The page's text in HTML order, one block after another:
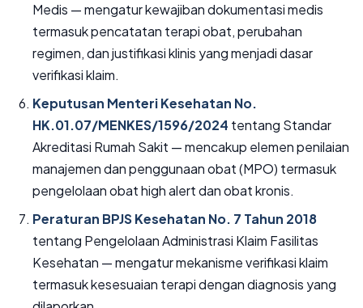
Medis — mengatur kewajiban dokumentasi medis
termasuk pencatatan terapi obat, perubahan
regimen, dan justifikasi klinis yang menjadi dasar
verifikasi klaim.
Keputusan Menteri Kesehatan No.
HK.01.07/MENKES/1596/2024 tentang Standar
Akreditasi Rumah Sakit — mencakup elemen penilaian
manajemen dan penggunaan obat (MPO) termasuk
pengelolaan obat high alert dan obat kronis.
Peraturan BPJS Kesehatan No. 7 Tahun 2018
tentang Pengelolaan Administrasi Klaim Fasilitas
Kesehatan — mengatur mekanisme verifikasi klaim
termasuk kesesuaian terapi dengan diagnosis yang